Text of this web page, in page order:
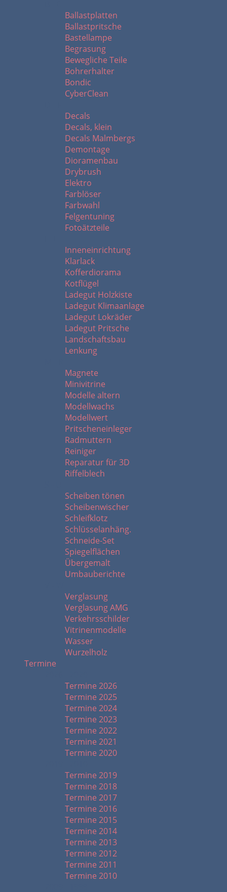
Ballastplatten
Ballastpritsche
Bastellampe
Begrasung
Bewegliche Teile
Bohrerhalter
Bondic
CyberClean
Decals
Decals, klein
Decals Malmbergs
Demontage
Dioramenbau
Drybrush
Elektro
Farblöser
Farbwahl
Felgentuning
Fotoätzteile
Inneneinrichtung
Klarlack
Kofferdiorama
Kotflügel
Ladegut Holzkiste
Ladegut Klimaanlage
Ladegut Lokräder
Ladegut Pritsche
Landschaftsbau
Lenkung
Magnete
Minivitrine
Modelle altern
Modellwachs
Modellwert
Pritscheneinleger
Radmuttern
Reiniger
Reparatur für 3D
Riffelblech
Scheiben tönen
Scheibenwischer
Schleifklotz
Schlüsselanhäng.
Schneide-Set
Spiegelflächen
Übergemalt
Umbauberichte
Verglasung
Verglasung AMG
Verkehrsschilder
Vitrinenmodelle
Wasser
Wurzelholz
Termine
Termine 2026
Termine 2025
Termine 2024
Termine 2023
Termine 2022
Termine 2021
Termine 2020
Termine 2019
Termine 2018
Termine 2017
Termine 2016
Termine 2015
Termine 2014
Termine 2013
Termine 2012
Termine 2011
Termine 2010